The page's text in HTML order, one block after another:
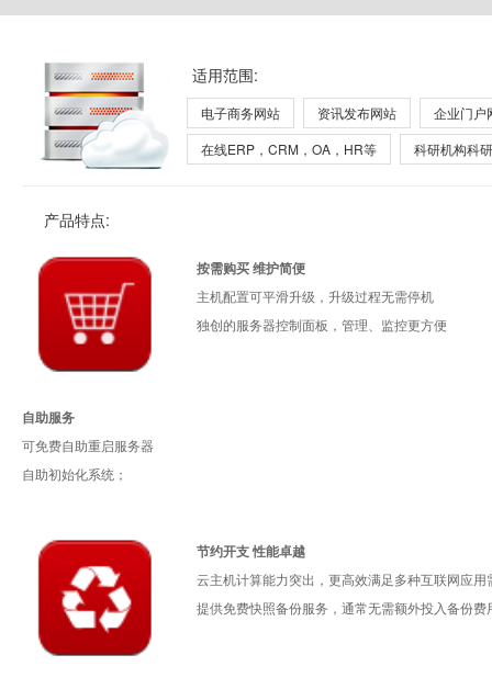
适用范围:
电子商务网站 资讯发布网站
企业门户
在线ERP，CRM，OA，HR等
科研机构科
产品特点:
按需购买 维护简便
主机配置可平滑升级，升级过程无需停机
独创的服务器控制面板，管理、监控更方便
自助服务
可免费自助重启服务器
自助初始化系统；
节约开支 性能卓越
云主机计算能力突出，更高效满足多种互联网应用
提供免费快照备份服务，通常无需额外投入备份费